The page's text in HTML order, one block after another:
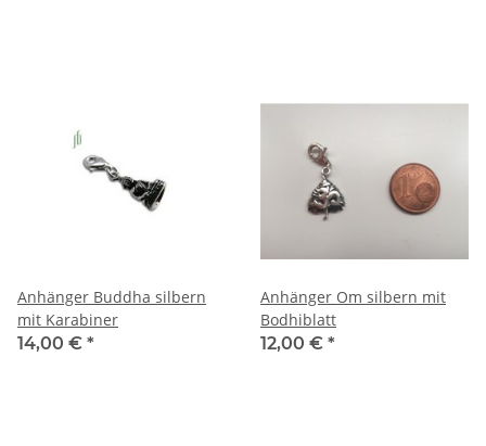
Anhänger Buddha silbern
mit Karabiner
14,00 € *
Anhänger Om silbern mit
Bodhiblatt
12,00 € *